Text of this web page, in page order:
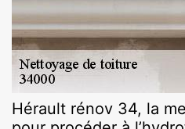
Hérault rénov 34, la